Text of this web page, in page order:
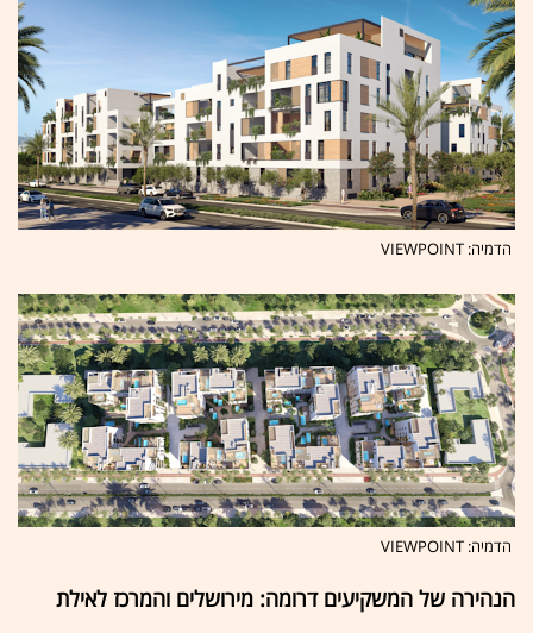
הדמיה: VIEWPOINT
הדמיה: VIEWPOINT
הנהירה של המשקיעים דרומה: מירושלים והמרכז לאילת